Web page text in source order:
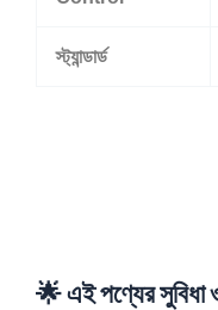
স্ট্যান্ডার্ড
🌟এই পণ্যের সুবিধা